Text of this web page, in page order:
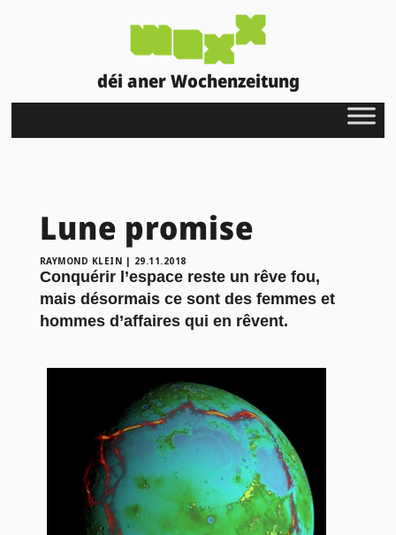
déi aner Wochenzeitung
Lune promise
RAYMOND KLEIN | 29.11.2018
Conquérir l’espace reste un rêve fou,
mais désormais ce sont des femmes et
hommes d’affaires qui en rêvent.